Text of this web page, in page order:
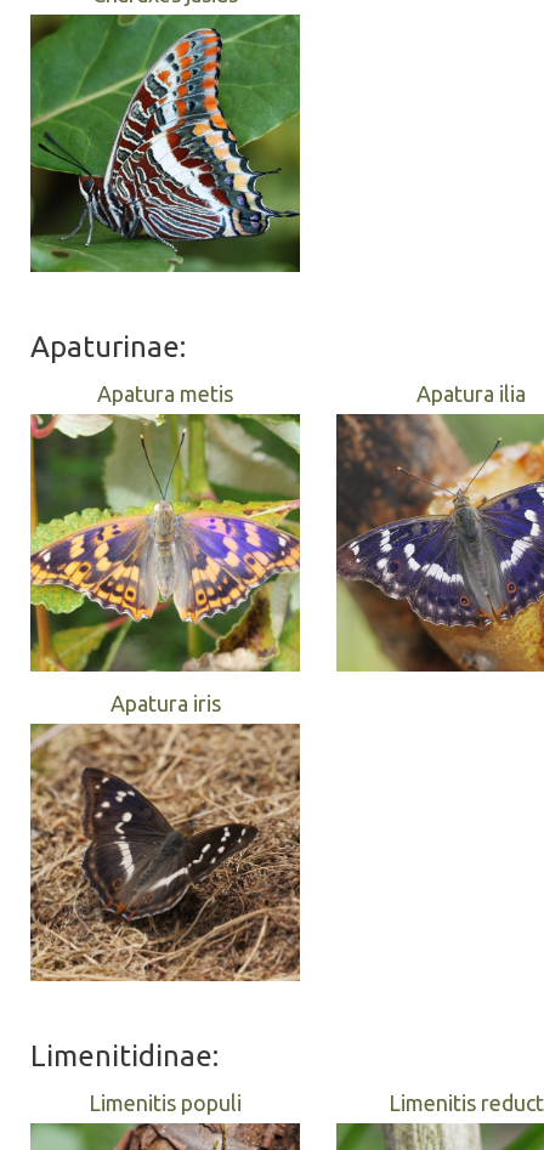
Apaturinae:
Apatura metis Apatura ilia
Apatura iris
Limenitidinae:
Limenitis populi Limenitis